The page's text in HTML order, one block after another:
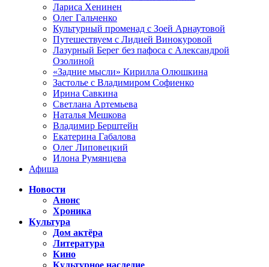
Лариса Хенинен
Олег Гальченко
Культурный променад с Зоей Арнаутовой
Путешествуем с Лидией Винокуровой
Лазурный Берег без пафоса с Александрой
Озолиной
«Задние мысли» Кирилла Олюшкина
Застолье с Владимиром Софиенко
Ирина Савкина
Светлана Артемьева
Наталья Мешкова
Владимир Берштейн
Екатерина Габалова
Олег Липовецкий
Илона Румянцева
Афиша
Новости
Анонс
Хроника
Культура
Дом актёра
Литература
Кино